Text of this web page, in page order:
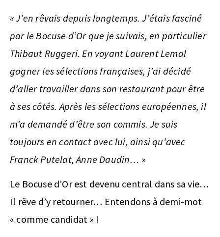
« J’en rêvais depuis longtemps. J’étais fasciné
par le Bocuse d’Or que je suivais, en particulier
Thibaut Ruggeri. En voyant Laurent Lemal
gagner les sélections françaises, j’ai décidé
d’aller travailler dans son restaurant pour être
à ses côtés. Après les sélections européennes, il
m’a demandé d’être son commis. Je suis
toujours en contact avec lui, ainsi qu’avec
Franck Putelat, Anne Daudin… »
Le Bocuse d’Or est devenu central dans sa vie…
Il rêve d’y retourner… Entendons à demi-mot
« comme candidat » !